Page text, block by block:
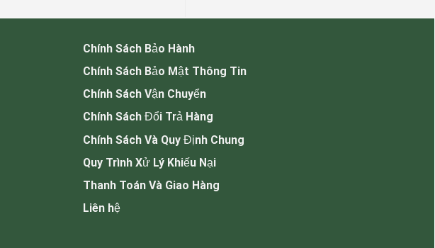
Chính Sách Bảo Hành
Chính Sách Bảo Mật Thông Tin
Chính Sách Vận Chuyển
Chính Sách Đổi Trả Hàng
Chính Sách Và Quy Định Chung
Quy Trình Xử Lý Khiếu Nại
Thanh Toán Và Giao Hàng
Liên hệ